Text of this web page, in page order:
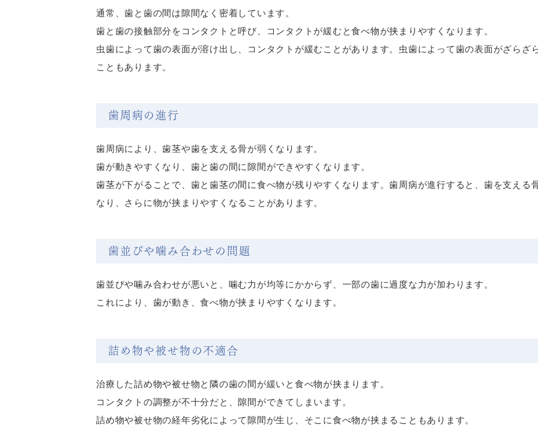
通常、歯と歯の間は隙間なく密着しています。
歯と歯の接触部分をコンタクトと呼び、コンタクトが緩むと食べ物が挟まりやすくなります。
虫歯によって歯の表面が溶け出し、コンタクトが緩むことがあります。虫歯によって歯の表面がざらざ
こともあります。
歯周病の進行
歯周病により、歯茎や歯を支える骨が弱くなります。
歯が動きやすくなり、歯と歯の間に隙間ができやすくなります。
歯茎が下がることで、歯と歯茎の間に食べ物が残りやすくなります。歯周病が進行すると、歯を支える
なり、さらに物が挟まりやすくなることがあります。
歯並びや噛み合わせの問題
歯並びや噛み合わせが悪いと、噛む力が均等にかからず、一部の歯に過度な力が加わります。
これにより、歯が動き、食べ物が挟まりやすくなります。
詰め物や被せ物の不適合
治療した詰め物や被せ物と隣の歯の間が緩いと食べ物が挟まります。
コンタクトの調整が不十分だと、隙間ができてしまいます。
詰め物や被せ物の経年劣化によって隙間が生じ、そこに食べ物が挟まることもあります。